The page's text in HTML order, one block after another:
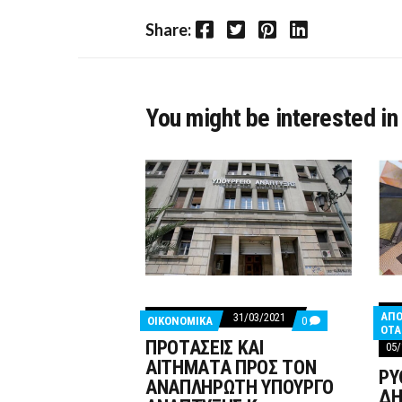
Share: Facebook Twitter Pinterest LinkedIn
You might be interested
ΟΙΚΟΝΟΜΙΚΑ 31/03/2021 0 COMMENTS
ON
ΚΑΙ
ΑΙΤΗΜΑΤΑ
ΠΡΟΣ
ΠΡΟΤΑΣΕΙΣ ΚΑΙ
ΑΙΤΗΜΑΤΑ ΠΡΟΣ ΤΟΝ
ΑΝΑΠΛΗΡΩΤΗ ΥΠΟΥΡΓΟ
ΟΤΑ
05/